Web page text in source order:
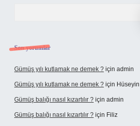
Son yorumlar
Gümüş yılı kutlamak ne demek ? için admin
Gümüş yılı kutlamak ne demek ? için Hüseyin
Gümüş balığı nasıl kızartılır ? için admin
Gümüş balığı nasıl kızartılır ? için Filiz